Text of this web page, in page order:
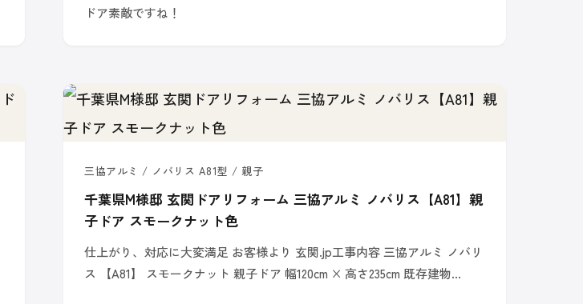
ドア素敵ですね！
三協アルミ / ノバリス A81型 / 親子
千葉県M様邸 玄関ドアリフォーム 三協アルミ ノバリス【A81】親
子ドア スモークナット色
仕上がり、対応に大変満足 お客様より 玄関.jp工事内容 三協アルミ ノバリ
ス 【A81】 スモークナット 親子ドア 幅120cm × 高さ235cm 既存建物…